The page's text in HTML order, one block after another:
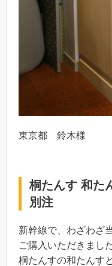
東京都 鈴木様
桐たんす 和た
別注
新幹線で、わざわざ
ご購入いただきました
桐たんすの和たんす